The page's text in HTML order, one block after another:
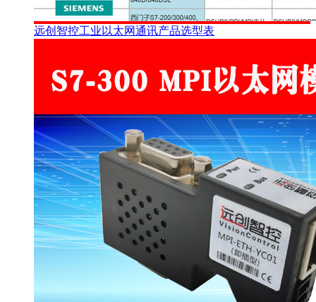
远创智控工业以太网通讯产品选型表